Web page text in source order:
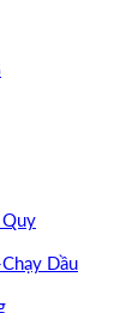
Quy
Dầu